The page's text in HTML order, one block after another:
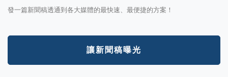
發一篇新聞稿透通到各大媒體的最快速、最便捷的方案！
讓新聞稿曝光